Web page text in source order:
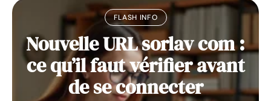
FLASH INFO
Nouvelle URL sorlav com :
ce qu’il faut vérifier avant
de se connecter